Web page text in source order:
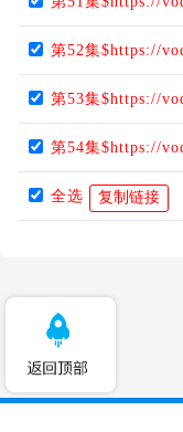
第52集$https://
第53集$https://
第54集$https://
全选